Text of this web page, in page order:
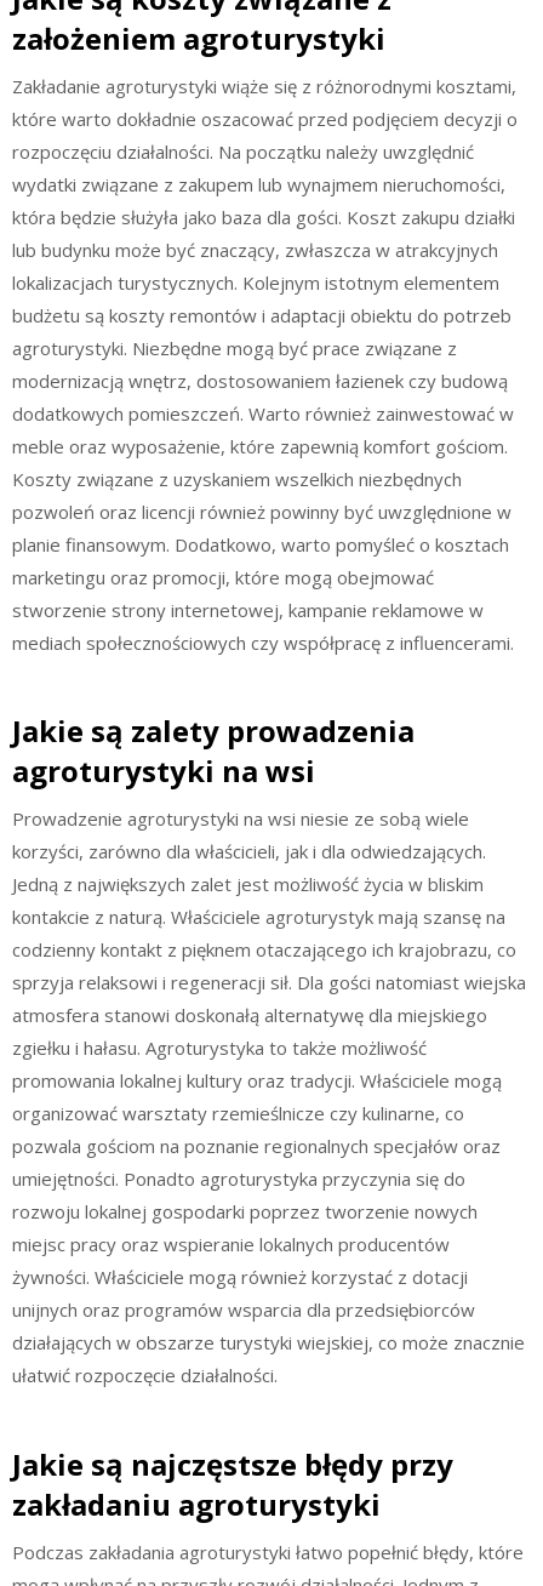
założeniem agroturystyki
Zakładanie agroturystyki wiąże się z różnorodnymi kosztami,
które warto dokładnie oszacować przed podjęciem decyzji o
rozpoczęciu działalności. Na początku należy uwzględnić
wydatki związane z zakupem lub wynajmem nieruchomości,
która będzie służyła jako baza dla gości. Koszt zakupu działki
lub budynku może być znaczący, zwłaszcza w atrakcyjnych
lokalizacjach turystycznych. Kolejnym istotnym elementem
budżetu są koszty remontów i adaptacji obiektu do potrzeb
agroturystyki. Niezbędne mogą być prace związane z
modernizacją wnętrz, dostosowaniem łazienek czy budową
dodatkowych pomieszczeń. Warto również zainwestować w
meble oraz wyposażenie, które zapewnią komfort gościom.
Koszty związane z uzyskaniem wszelkich niezbędnych
pozwoleń oraz licencji również powinny być uwzględnione w
planie finansowym. Dodatkowo, warto pomyśleć o kosztach
marketingu oraz promocji, które mogą obejmować
stworzenie strony internetowej, kampanie reklamowe w
mediach społecznościowych czy współpracę z influencerami.
Jakie są zalety prowadzenia
agroturystyki na wsi
Prowadzenie agroturystyki na wsi niesie ze sobą wiele
korzyści, zarówno dla właścicieli, jak i dla odwiedzających.
Jedną z największych zalet jest możliwość życia w bliskim
kontakcie z naturą. Właściciele agroturystyk mają szansę na
codzienny kontakt z pięknem otaczającego ich krajobrazu, co
sprzyja relaksowi i regeneracji sił. Dla gości natomiast wiejska
atmosfera stanowi doskonałą alternatywę dla miejskiego
zgiełku i hałasu. Agroturystyka to także możliwość
promowania lokalnej kultury oraz tradycji. Właściciele mogą
organizować warsztaty rzemieślnicze czy kulinarne, co
pozwala gościom na poznanie regionalnych specjałów oraz
umiejętności. Ponadto agroturystyka przyczynia się do
rozwoju lokalnej gospodarki poprzez tworzenie nowych
miejsc pracy oraz wspieranie lokalnych producentów
żywności. Właściciele mogą również korzystać z dotacji
unijnych oraz programów wsparcia dla przedsiębiorców
działających w obszarze turystyki wiejskiej, co może znacznie
ułatwić rozpoczęcie działalności.
Jakie są najczęstsze błędy przy
zakładaniu agroturystyki
Podczas zakładania agroturystyki łatwo popełnić błędy, które